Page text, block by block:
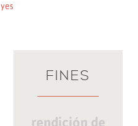
yes
FINES
rendición de